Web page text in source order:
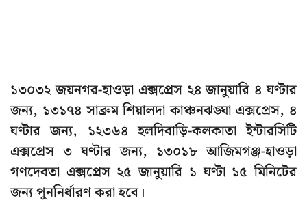
১৩০৩২ জয়নগর-হাওড়া এক্সপ্রেস ২৪ জানুয়ারি ৪ ঘণ্টার
জন্য, ১৩১৭৪ সাব্রুম শিয়ালদা কাঞ্চনঝঙ্ঘা এক্সপ্রেস, ৪
ঘণ্টার জন্য, ১২৩৬৪ হলদিবাড়ি-কলকাতা ইন্টারসিটি
এক্সপ্রেস ৩ ঘণ্টার জন্য, ১৩০১৮ আজিমগঞ্জ-হাওড়া
গণদেবতা এক্সপ্রেস ২৫ জানুয়ারি ১ ঘণ্টা ১৫ মিনিটের
জন্য পুননির্ধারণ করা হবে।